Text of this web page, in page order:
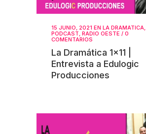
15 JUNIO, 2021 EN LA DRAMATICA,
PODCAST, RADIO OESTE / 0
COMENTARIOS
La Dramática 1×11 |
Entrevista a Edulogic
Producciones